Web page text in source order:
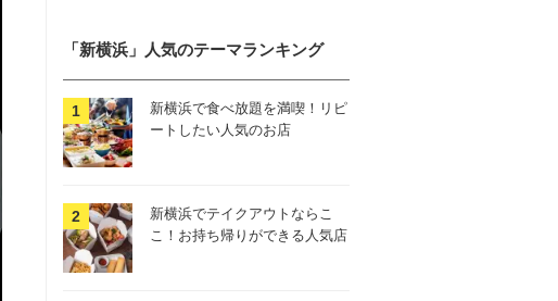
「新横浜」人気のテーマランキング
新横浜で食べ放題を満喫！リピ
ートしたい人気のお店
新横浜でテイクアウトならこ
こ！お持ち帰りができる人気店